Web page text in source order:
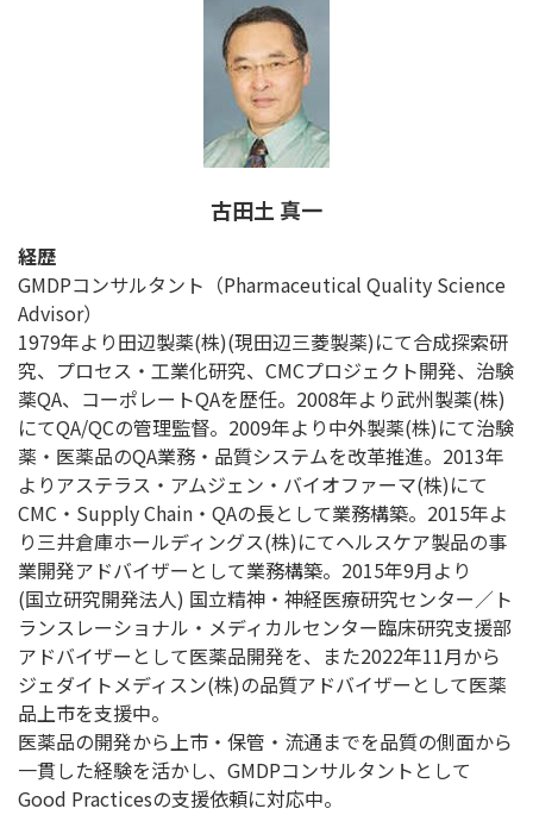
古田土 真一
経歴
GMDPコンサルタント（Pharmaceutical Quality Science
Advisor）
1979年より田辺製薬(株)(現田辺三菱製薬)にて合成探索研
究、プロセス・工業化研究、CMCプロジェクト開発、治験
薬QA、コーポレートQAを歴任。2008年より武州製薬(株)
にてQA/QCの管理監督。2009年より中外製薬(株)にて治験
薬・医薬品のQA業務・品質システムを改革推進。2013年
よりアステラス・アムジェン・バイオファーマ(株)にて
CMC・Supply Chain・QAの長として業務構築。2015年よ
り三井倉庫ホールディングス(株)にてヘルスケア製品の事
業開発アドバイザーとして業務構築。2015年9月より
(国立研究開発法人) 国立精神・神経医療研究センター／ト
ランスレーショナル・メディカルセンター臨床研究支援部
アドバイザーとして医薬品開発を、また2022年11月から
ジェダイトメディスン(株)の品質アドバイザーとして医薬
品上市を支援中。
医薬品の開発から上市・保管・流通までを品質の側面から
一貫した経験を活かし、GMDPコンサルタントとして
Good Practicesの支援依頼に対応中。